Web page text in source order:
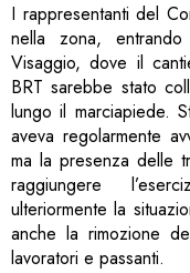
I rappresentanti del
nella zona,
Visaggio, dove il
BRT sarebbe stato
lungo il marciapiede.
aveva regolarmente
ma la presenza delle
raggiungere
ulteriormente la
anche la rimozione
lavoratori e passanti.